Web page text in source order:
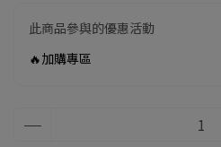
此商品參與的優惠活動
🔥加購專區